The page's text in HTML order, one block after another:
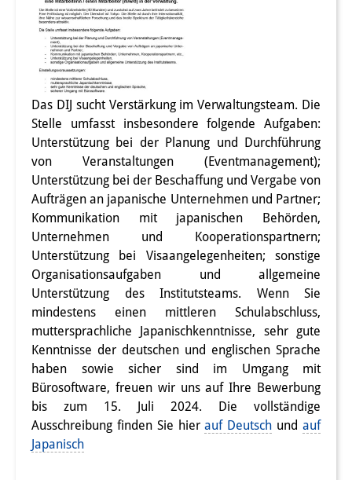
Science Communication
Research Support
Visiting Scholars
PhD Students
Interns
DIJ Alumni
Research
Research Overview
Research cluster:
Sustainability in Japan
Research cluster:
Digital Transformation
Research cluster:
Japan Transregional
Das DIJ sucht Verstärkung im Verwaltungsteam. Die
Stelle umfasst insbesondere folgende Aufgaben:
Unterstützung bei der Planung und Durchführung
von Veranstaltungen (Eventmanagement);
Unterstützung bei der Beschaffung und Vergabe von
Aufträgen an japanische Unternehmen und Partner;
Kommunikation mit japanischen Behörden,
Unternehmen und Kooperationspartnern;
Unterstützung bei Visaangelegenheiten; sonstige
Organisationsaufgaben und allgemeine
Unterstützung des Institutsteams. Wenn Sie
mindestens einen mittleren Schulabschluss,
muttersprachliche Japanischkenntnisse, sehr gute
Kenntnisse der deutschen und englischen Sprache
haben sowie sicher sind im Umgang mit
Bürosoftware, freuen wir uns auf Ihre Bewerbung
bis zum 15. Juli 2024. Die vollständige
Ausschreibung finden Sie hierauf Deutsch undauf
Japanisch